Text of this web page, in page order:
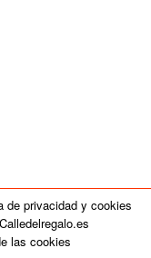
de privacidad y cookies
Calledelregalo.es
las cookies